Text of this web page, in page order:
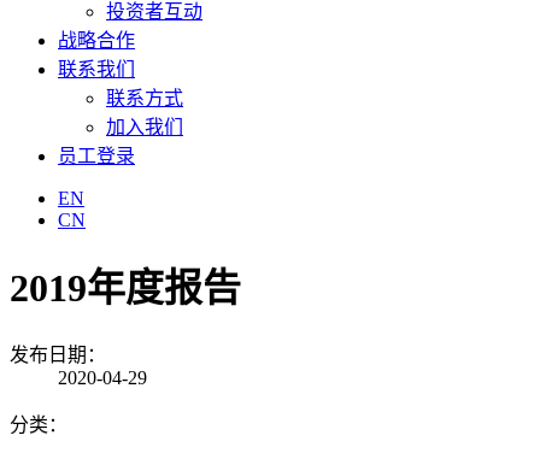
投资者互动
战略合作
联系我们
联系方式
加入我们
员工登录
EN
CN
2019年度报告
发布日期：
2020-04-29
分类：